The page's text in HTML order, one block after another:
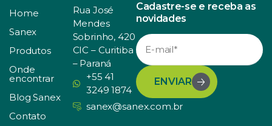
Home
Sanex
Produtos
Onde
encontrar
Blog Sanex
Contato
Rua José
Mendes
Sobrinho, 420
CIC – Curitiba
– Paraná
+55 41
3249 1874
sanex@sanex.com.br
Cadastre-se e receba as
novidades
ENVIAR